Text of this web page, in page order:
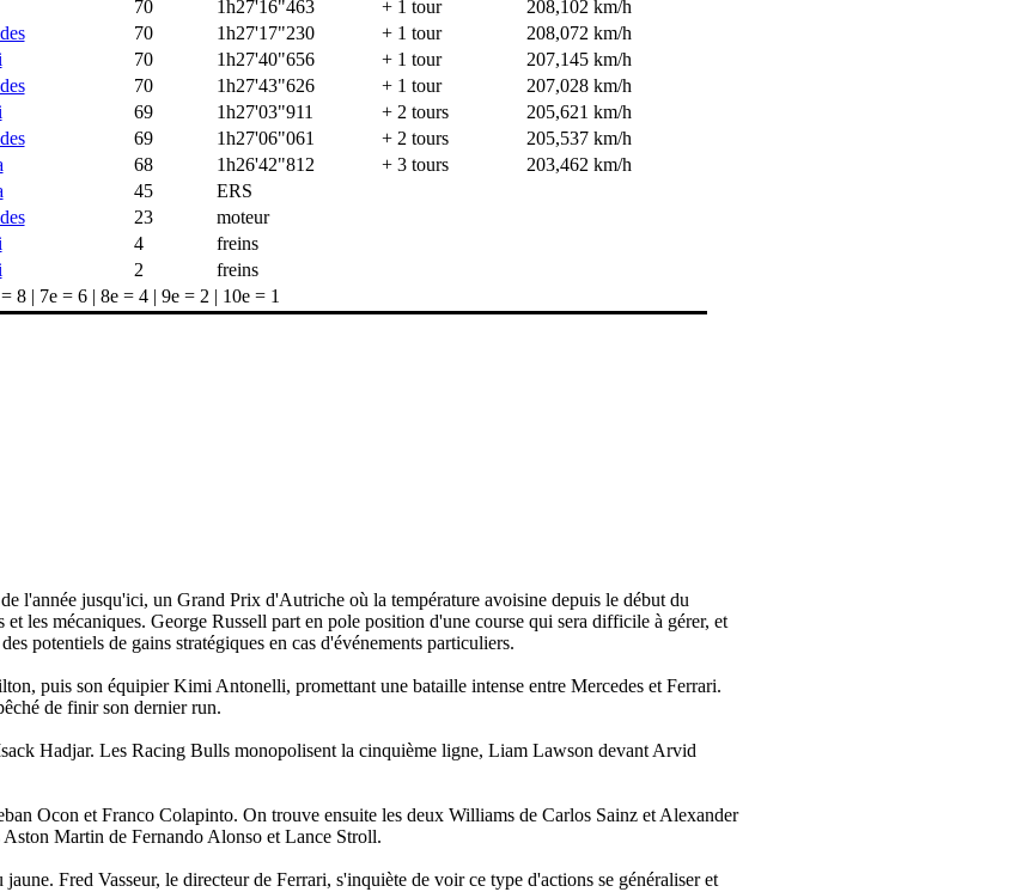
70 1h27'16"463 + 1 tour
208,102 km/h
70 1h27'17"230 + 1 tour
208,072 km/h
70 1h27'40"656 + 1 tour
207,145 km/h
70 1h27'43"626 + 1 tour
207,028 km/h
69 1h27'03"911 + 2 tours
205,621 km/h
69 1h27'06"061 + 2 tours
205,537 km/h
68 1h26'42"812 + 3 tours
203,462 km/h
45
ERS
23
moteur
4
freins
2
freins
8 | 7e = 6 | 8e = 4 | 9e = 2 | 10e = 1
l'année jusqu'ici, un Grand Prix d'Autriche où la température avoisine depuis le début du
les mécaniques. George Russell part en pole position d'une course qui sera difficile à gérer, et
potentiels de gains stratégiques en cas d'événements particuliers.
puis son équipier Kimi Antonelli, promettant une bataille intense entre Mercedes et Ferrari.
de finir son dernier run.
Hadjar. Les Racing Bulls monopolisent la cinquième ligne, Liam Lawson devant Arvid
Ocon et Franco Colapinto. On trouve ensuite les deux Williams de Carlos Sainz et Alexander
Martin de Fernando Alonso et Lance Stroll.
Fred Vasseur, le directeur de Ferrari, s'inquiète de voir ce type d'actions se généraliser et